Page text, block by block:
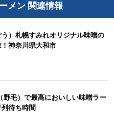
メン 関連情報
）札幌すみれオリジナル味噌の
神奈川県大和市
野毛）で最高においしい味噌ラー
待ち時間